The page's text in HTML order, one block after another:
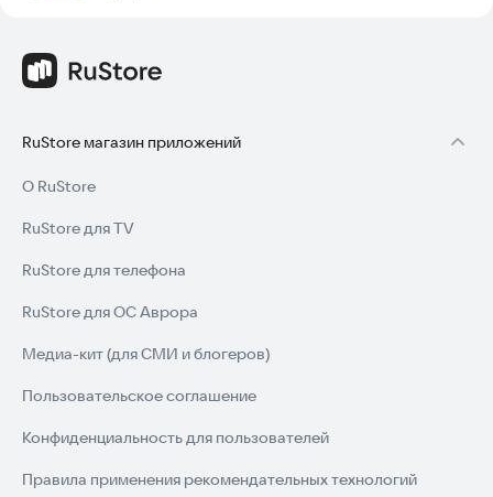
RuStore магазин приложений
О RuStore
RuStore для TV
RuStore для телефона
RuStore для ОС Аврора
Медиа-кит (для СМИ и блогеров)
Пользовательское соглашение
Конфиденциальность для пользователей
Правила применения рекомендательных технологий